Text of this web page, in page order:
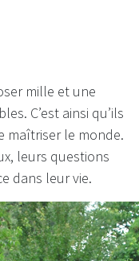
mille et une
C’est ainsi qu’ils
maîtriser le monde.
leurs questions
dans leur vie.